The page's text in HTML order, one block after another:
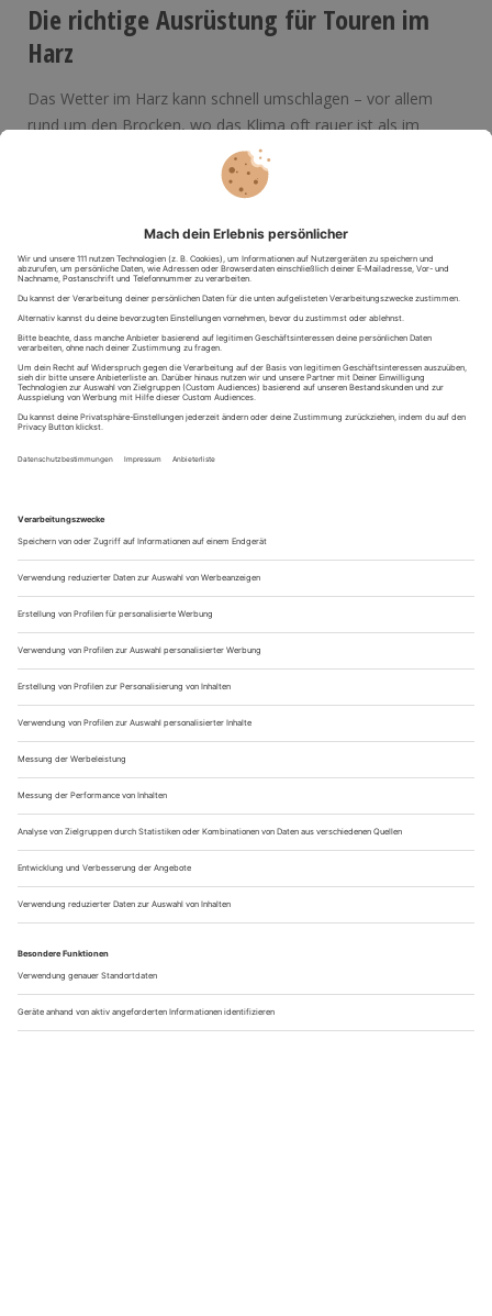
Die richtige Ausrüstung für Touren im
Harz
Das Wetter im Harz kann schnell umschlagen – vor allem
rund um den Brocken, wo das Klima oft rauer ist als im
Umland. Entsprechend wichtig ist die richtige Vorbereitung.
Zur Grundausrüstung gehören:
feste, wasserdichte Wanderschuhe
wetterfeste Kleidung im Zwiebelschicht-Prinzip
ausreichend Wasser und Verpflegung
Wanderkarte oder eine digitale Brocken-Wanderweg-
Karte
bei längeren Touren ein kleiner Erste-Hilfe-Satz
Gerade im Gipfelbereich kann selbst im Sommer ein kühler
Wind wehen. Deshalb lohnt sich immer eine leichte Jacke im
Rucksack.
und viele Touren
Ein Wanderurlaub im Harz lässt sich hervorragend planen,
denn die Region bietet zahlreiche Unterkünfte speziell für
Wanderer – von gemütlichen Pensionen bis zu Berghotels.
Besonders beliebt sind mehrtägige Touren auf
Fernwanderwegen wie dem Harzer Hexenstieg, der quer
durch das Mittelgebirge führt.
Viele Orte bieten außerdem geführte Wanderungen an, etwa
Ranger-Touren im Nationalpark Harz oder thematische
Exkursionen zu Bergbaugeschichte und Naturkunde. Solche
Touren sind ideal, um versteckte Plätze zu entdecken und
mehr über die Landschaft zu erfahren.
Ein Mittelgebirge voller Wege und
Geschichten
Ob entspannte Rundwanderung, Familienausflug oder
anspruchsvoller Gipfelanstieg: Wandern im Harz bietet eine
enorme Vielfalt. Die Mischung aus mystischer Natur,